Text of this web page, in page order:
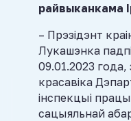
райвыканкама
– Прэзідэнт
Лукашэнка
09.01.2023 года,
красавіка
інспекцыі
сацыяльнай